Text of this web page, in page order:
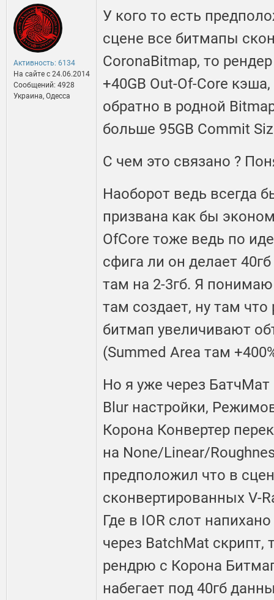
Активность: 6134
На сайте c 24.06.2014
Сообщений: 4928
Украина, Одесса
У кого то есть
сцене все битмапы
CoronaBitmap, то
+40GB Out-Of-Core
обратно в родной
больше 95GB Commit
С чем это связано ?
Наоборот ведь всегда
призвана как бы
OfCore тоже ведь по
сфига ли он делает
там на 2-3гб. Я
там создает, ну там
битмап увеличивают
(Summed Area там
Но я уже через
Blur настройки,
Корона Конвертер
на None/Linear/
предположил что в
сконвертированных V-
Где в IOR слот
через BatchMat скрипт,
рендрю с Корона
набегает под 40гб